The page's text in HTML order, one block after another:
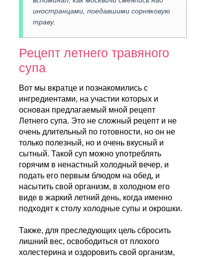
иностранцами, поедавшими сорняковую
траву.
Рецепт летнего травяного
супа
Вот мы вкратце и познакомились с
ингредиентами, на участии которых и
основан предлагаемый мной рецепт
Летнего супа. Это не сложный рецепт и не
очень длительный по готовности, но он не
только полезный, но и очень вкусный и
сытный. Такой суп можно употреблять
горячим в ненастный холодный вечер, и
подать его первым блюдом на обед, и
насытить свой организм, в холодном его
виде в жаркий летний день, когда именно
подходят к столу холодные супы и окрошки.
Также, для преследующих цель сбросить
лишний вес, освободиться от плохого
холестерина и оздоровить свой организм,